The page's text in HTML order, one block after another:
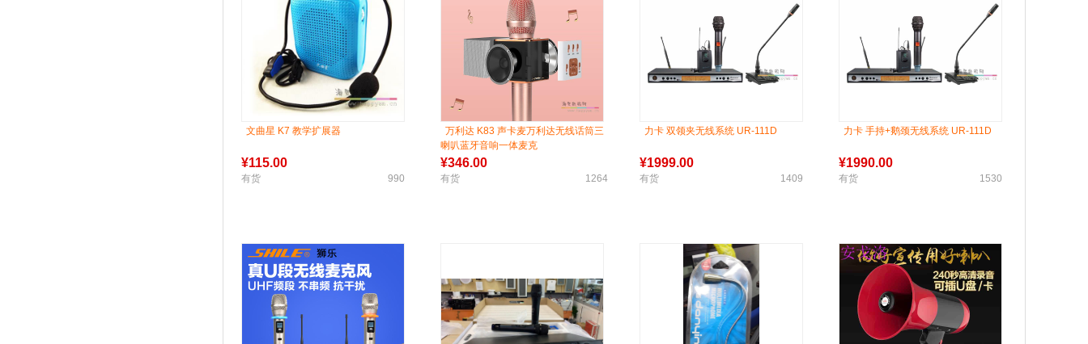
文曲星 K7 教学扩展器
¥115.00
有货 990
万利达 K83 声卡麦万利达无线话筒三
喇叭蓝牙音响一体麦克
¥346.00
有货 1264
力卡 双领夹无线系统 UR-111D
¥1999.00
有货 1409
力卡 手持+鹅颈无线系统 UR-111D
¥1990.00
有货 1530